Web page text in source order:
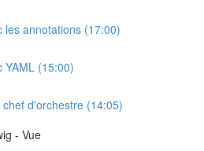
les annotations (17:00)
YAML (15:00)
d'orchestre (14:05)
- Vue